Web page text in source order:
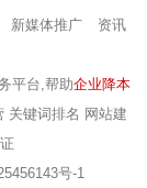
新媒体推广
资讯
平台,帮助企业降本
关键词排名 网站建
号-1